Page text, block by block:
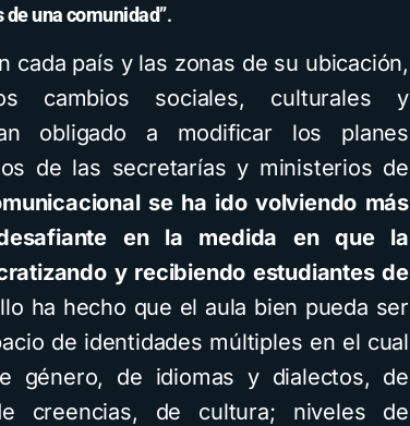
una comunidad”.
cada país y las zonas de su ubicación,
cambios sociales, culturales y
obligado a modificar los planes
de las secretarías y ministerios de
se ha ido volviendo más
en la medida en que la
y recibiendo estudiantes de
ha hecho que el aula bien pueda ser
de identidades múltiples en el cual
género, de idiomas y dialectos, de
creencias, de cultura; niveles de